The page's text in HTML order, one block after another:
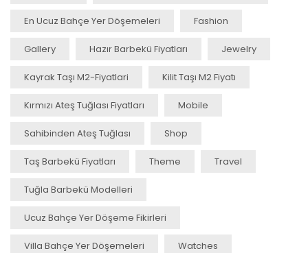
En Ucuz Bahçe Yer Döşemeleri Fashion
Gallery Hazır Barbekü Fiyatları Jewelry
Kayrak Taşı M2-Fiyatlari Kilit Taşı M2 Fiyatı
Kırmızı Ateş Tuğlası Fiyatları Mobile
Sahibinden Ateş Tuğlası Shop
Taş Barbekü Fiyatları Theme Travel
Tuğla Barbekü Modelleri
Ucuz Bahçe Yer Döşeme Fikirleri
Villa Bahçe Yer Döşemeleri Watches